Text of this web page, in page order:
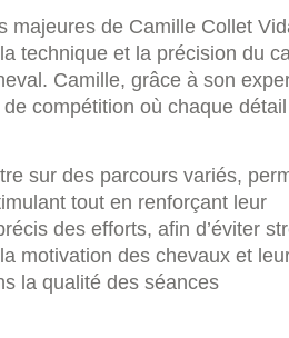
majeures de Camille Collet
technique et la précision du
Camille, grâce à son
compétition où chaque détail
sur des parcours variés,
tout en renforçant leur
des efforts, afin d’éviter
motivation des chevaux et
la qualité des séances